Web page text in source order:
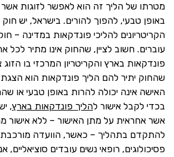
מטרתו של הליך זה הוא לאפשר לזוגות אשר
באופן טבעי, להפוך להורים. בישראל, יש
הקריטריונים להליכי פונדקאות במדינה –
עוברים. חשוב לציין, שהחוק אינו מתיר לכל
פונדקאות בארץ והקריטריון המרכזי בו
שהחוק יתיר להם הליך פונדקאות הוא הצגת
האישה אינה יכולה להרות באופן טבעי או
בכדי לקבל אישור להליך פונדקאות בארץ,
אשר אחראית על מתן האישור – ללא אישור
להתקדם בתהליך – כאשר, הוועדה מורכבת
פסיכולוגים, רופאי נשים עובדים סוציאליים,